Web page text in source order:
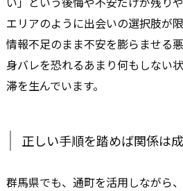
エリアのように出会いの選択肢が
情報不足のまま不安を膨らませる
身バレを恐れるあまり何もしない
滞を生んでいます。
正しい手順を踏めば関係は
群馬県でも、通町を活用しながら